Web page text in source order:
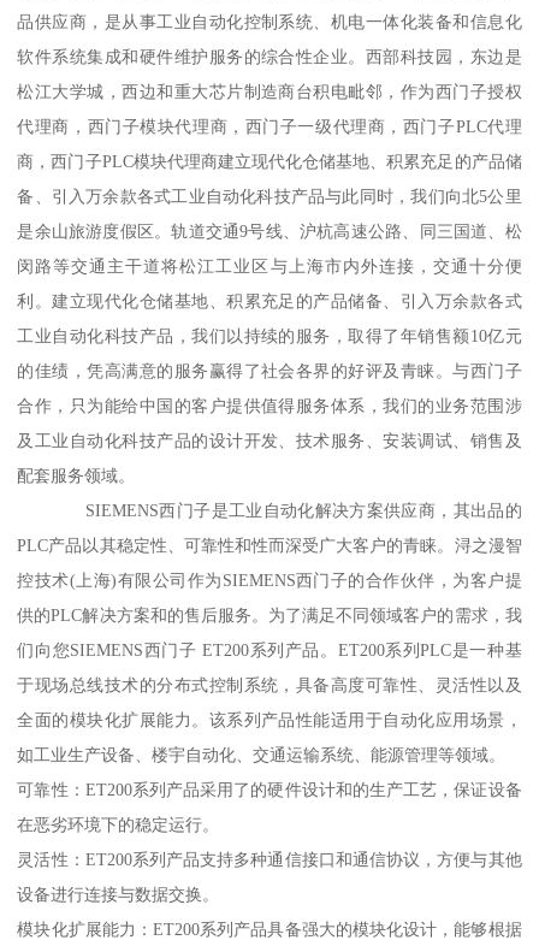
品供应商，是从事工业自动化控制系统、机电一体化装备和信息化
软件系统集成和硬件维护服务的综合性企业。西部科技园，东边是
松江大学城，西边和重大芯片制造商台积电毗邻，作为西门子授权
代理商，西门子模块代理商，西门子一级代理商，西门子PLC代理
商，西门子PLC模块代理商建立现代化仓储基地、积累充足的产品储
备、引入万余款各式工业自动化科技产品与此同时，我们向北5公里
是余山旅游度假区。轨道交通9号线、沪杭高速公路、同三国道、松
闵路等交通主干道将松江工业区与上海市内外连接，交通十分便
利。建立现代化仓储基地、积累充足的产品储备、引入万余款各式
工业自动化科技产品，我们以持续的服务，取得了年销售额10亿元
的佳绩，凭高满意的服务赢得了社会各界的好评及青睐。与西门子
合作，只为能给中国的客户提供值得服务体系，我们的业务范围涉
及工业自动化科技产品的设计开发、技术服务、安装调试、销售及
配套服务领域。
SIEMENS西门子是工业自动化解决方案供应商，其出品的
PLC产品以其稳定性、可靠性和性而深受广大客户的青睐。浔之漫智
控技术(上海)有限公司作为SIEMENS西门子的合作伙伴，为客户提
供的PLC解决方案和的售后服务。为了满足不同领域客户的需求，我
们向您SIEMENS西门子 ET200系列产品。ET200系列PLC是一种基
于现场总线技术的分布式控制系统，具备高度可靠性、灵活性以及
全面的模块化扩展能力。该系列产品性能适用于自动化应用场景，
如工业生产设备、楼宇自动化、交通运输系统、能源管理等领域。
可靠性：ET200系列产品采用了的硬件设计和的生产工艺，保证设备
在恶劣环境下的稳定运行。
灵活性：ET200系列产品支持多种通信接口和通信协议，方便与其他
设备进行连接与数据交换。
模块化扩展能力：ET200系列产品具备强大的模块化设计，能够根据